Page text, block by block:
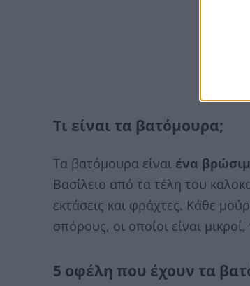
Τι είναι τα βατόμουρα;
Τα βατόμουρα είναι ένα
Βασίλειο από τα τέλη του
εκτάσεις και φράχτες. Κάθε
σπόρους, οι οποίοι είναι
5 οφέλη που έχουν τα